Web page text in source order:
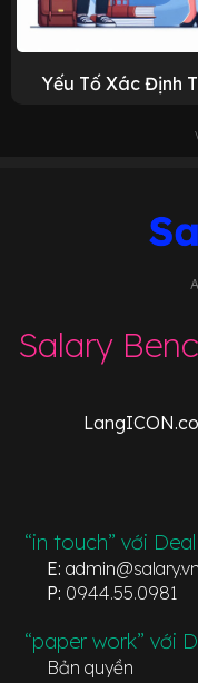
Yếu Tố Xác Định
Salary
“in touch” với
E: admin@salary.vn
P: 0944.55.0981
“paper work” với
Bản quyền